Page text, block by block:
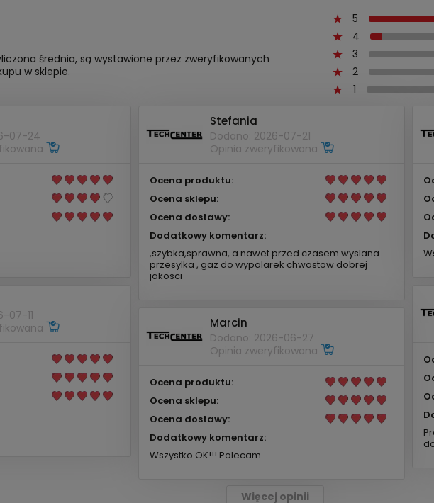
średnia, są wystawione przez zweryfikowanych
w sklepie.
5
4
3
2
1
07-24
Stefania
Dodano: 2026-07-21
Opinia zweryfikowana
Ocena produktu:
Ocena sklepu:
Ocena dostawy:
Dodatkowy komentarz:
,szybka,sprawna, a nawet przed czasem wyslana
przesylka , gaz do wypalarek chwastow dobrej
jakosci
07-11
Marcin
Dodano: 2026-06-27
Opinia zweryfikowana
Ocena produktu:
Ocena sklepu:
Ocena dostawy:
Dodatkowy komentarz:
Wszystko OK!!! Polecam
Więcej opinii